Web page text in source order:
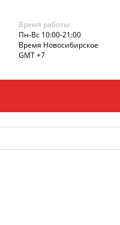
Время работы:
Пн-Вс 10:00-21:00
Время Новосибирское
GMT +7